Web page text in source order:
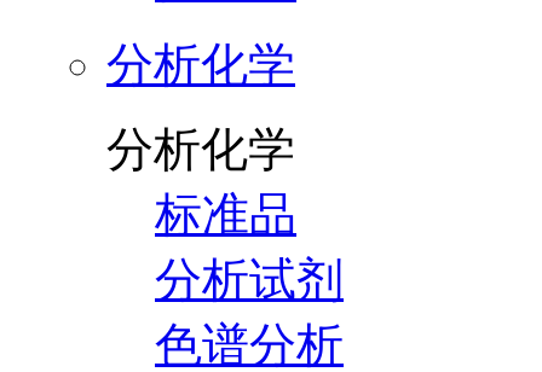
分析化学
分析化学
标准品
分析试剂
色谱分析